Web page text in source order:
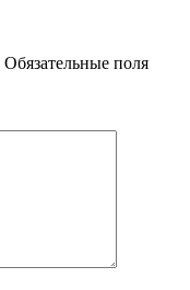
Обязательные поля